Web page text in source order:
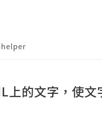
上的文字，使文